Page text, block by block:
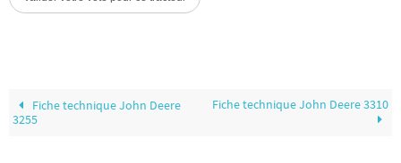
Fiche technique John Deere
3255
Fiche technique John Deere 3310